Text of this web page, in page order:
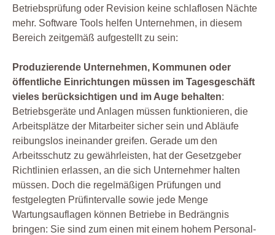
Betriebsprüfung oder Revision keine schlaflosen Nächte
mehr. Software Tools helfen Unternehmen, in diesem
Bereich zeitgemäß aufgestellt zu sein:
Produzierende Unternehmen, Kommunen oder
öffentliche Einrichtungen müssen im Tagesgeschäft
vieles berücksichtigen und im Auge behalten:
Betriebsgeräte und Anlagen müssen funktionieren, die
Arbeitsplätze der Mitarbeiter sicher sein und Abläufe
reibungslos ineinander greifen. Gerade um den
Arbeitsschutz zu gewährleisten, hat der Gesetzgeber
Richtlinien erlassen, an die sich Unternehmer halten
müssen. Doch die regelmäßigen Prüfungen und
festgelegten Prüfintervalle sowie jede Menge
Wartungsauflagen können Betriebe in Bedrängnis
bringen: Sie sind zum einen mit einem hohem Personal-